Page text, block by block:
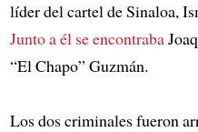
líder del cartel de Sinaloa,
Junto a él se encontraba
“El Chapo” Guzmán.
Los dos criminales fueron